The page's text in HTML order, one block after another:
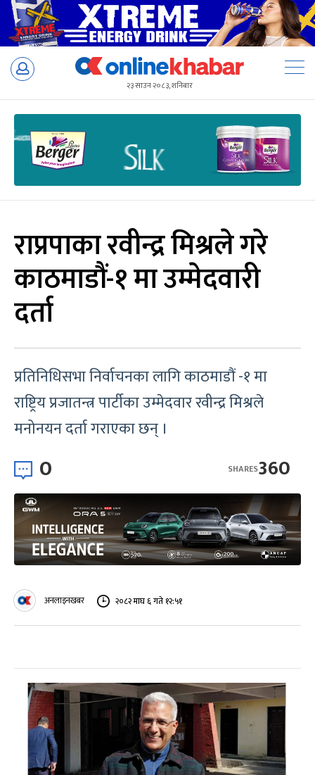
Skip
२३ साउन २०८३, शनिबार
राप्रपाका रवीन्द्र मिश्रले गरे
काठमाडौं-१ मा उम्मेदवारी
दर्ता
प्रतिनिधिसभा निर्वाचनका लागि काठमाडौं -१ मा
राष्ट्रिय प्रजातन्त्र पार्टीका उम्मेदवार रवीन्द्र मिश्रले
मनोनयन दर्ता गराएका छन् ।
0 360
SHARES
अनलाइनखबर २०८२ माघ ६ गते १२:५१